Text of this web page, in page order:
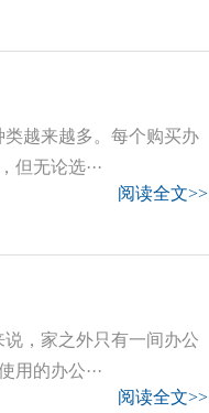
越来越多。每个购买办
无论选···
阅读全文>>
，家之外只有一间办公
的办公···
阅读全文>>